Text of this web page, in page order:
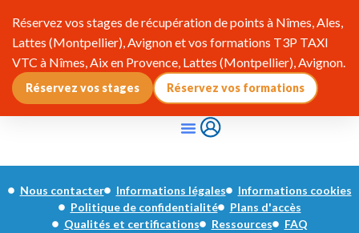
Réservez vos stages de récupération de points à Nîmes, Ales,
Lattes (Montpellier), Avignon et vos formations T3P TAXI
VTC à Nîmes, Aix en Provence, Lattes (Montpellier), Avignon.
Réservez vos stages Réservez vos formations
Nous contacter Informations légales
Informations cookies
Politique de confidentialité
Plans d'accès
Qualités et certifications
Ressources FAQ